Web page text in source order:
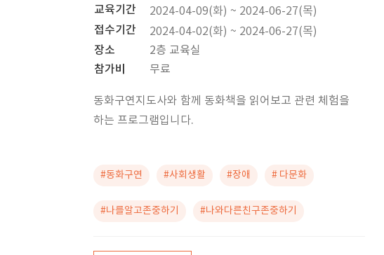
교육기간
2024-04-09(화) ~ 2024-06-27(목)
접수기간 2024-04-02(화) ~ 2024-06-27(목)
장소
2층 교육실
참가비
무료
동화구연지도사와 함께 동화책을 읽어보고 관련 체험을
하는 프로그램입니다.
#동화구연 #사회생활 #장애 # 다문화
#나를알고존중하기 #나와다른친구존중하기